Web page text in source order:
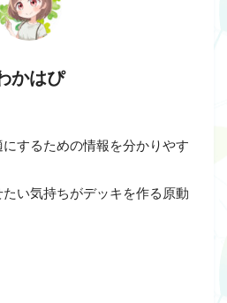
かはぴ
するための情報を分かりやす
い気持ちがデッキを作る原動